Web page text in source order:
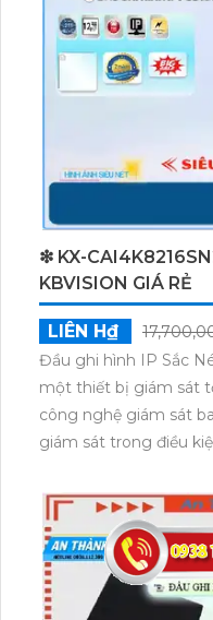
❇ KX-
KBVISION GIÁ RẺ
LIÊN H₫
Đầu ghi hình IP Sắc
một thiết bị giám sát
công nghệ giám sát
giám sát trong điều
cho phép bạn lưu trữ
nghệ hình ảnh sắc nét,
dụng codec H.265+/
được hình ảnh chất
tiết kiệm. Ngoài ra,